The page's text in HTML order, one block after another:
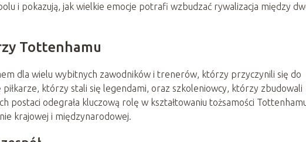
i pokazują, jak wielkie emocje potrafi wzbudzać rywalizacja między
Tottenhamu
dla wielu wybitnych zawodników i trenerów, którzy przyczynili się do
piłkarze, którzy stali się legendami, oraz szkoleniowcy, którzy zbudowali
postaci odegrała kluczową rolę w kształtowaniu tożsamości
krajowej i międzynarodowej.